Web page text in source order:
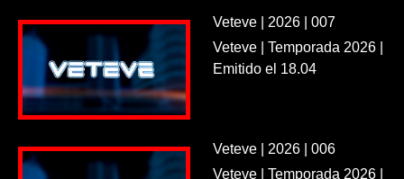
Veteve | 2026 | 007
Veteve | Temporada 2026 |
Emitido el 18.04
Veteve | 2026 | 006
Veteve | Temporada 2026 |